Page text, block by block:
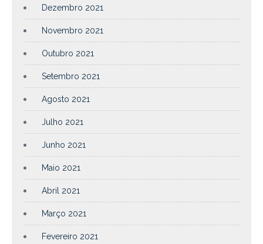
Dezembro 2021
Novembro 2021
Outubro 2021
Setembro 2021
Agosto 2021
Julho 2021
Junho 2021
Maio 2021
Abril 2021
Março 2021
Fevereiro 2021